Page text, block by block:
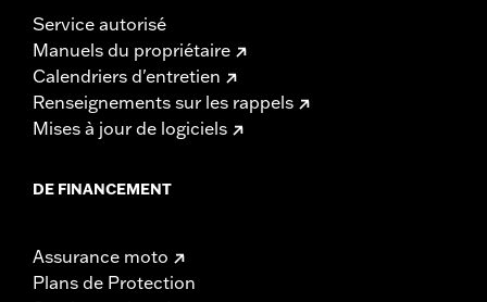
Service autorisé
Manuels du propriétaire
Calendriers d'entretien
Renseignements sur les rappels
Mises à jour de logiciels
DE FINANCEMENT
Assurance moto
Plans de Protection